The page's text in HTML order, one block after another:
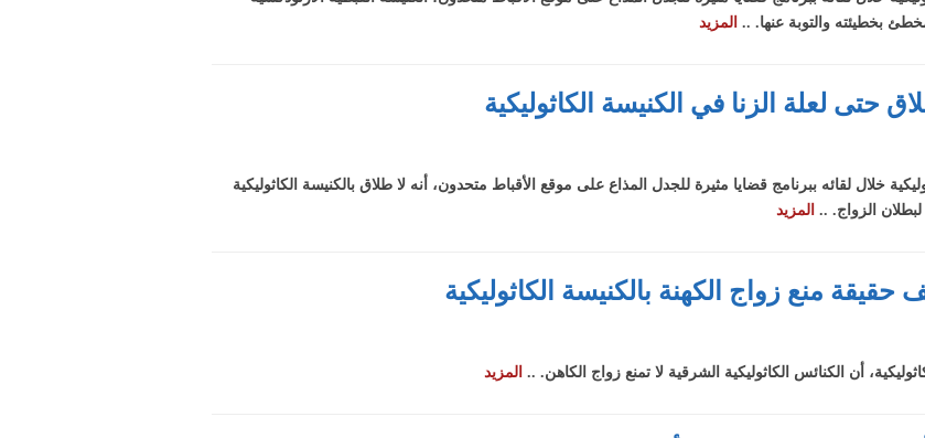
بخطيئته والتوبة عنها. .. المزيد
حتى لعلة الزنا في الكنيسة الكاثوليكية
خلال لقائه ببرنامج قضايا مثيرة للجدل المذاع على موقع الأقباط متحدون، أنه لا طلاق بالكنيسة الكاثوليكية
الزواج. .. المزيد
منع زواج الكهنة بالكنيسة الكاثوليكية
أن الكنائس الكاثوليكية الشرقية لا تمنع زواج الكاهن. .. المزيد